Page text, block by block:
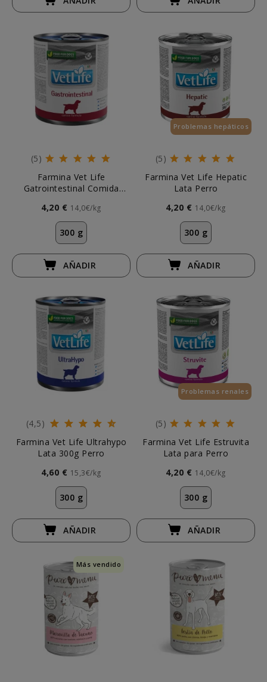
(5)
Farmina Vet Life
Gatrointestinal Comida
4,20 € 14,0€/kg
300 g
AÑADIR
Problemas hepáticos
(5)
Farmina Vet Life Hepatic
Lata Perro
4,20 € 14,0€/kg
300 g
AÑADIR
(4,5)
Farmina Vet Life Ultrahypo
Lata 300g Perro
4,60 € 15,3€/kg
300 g
AÑADIR
Problemas renales
(5)
Farmina Vet Life Estruvita
Lata para Perro
4,20 € 14,0€/kg
300 g
AÑADIR
Más vendido